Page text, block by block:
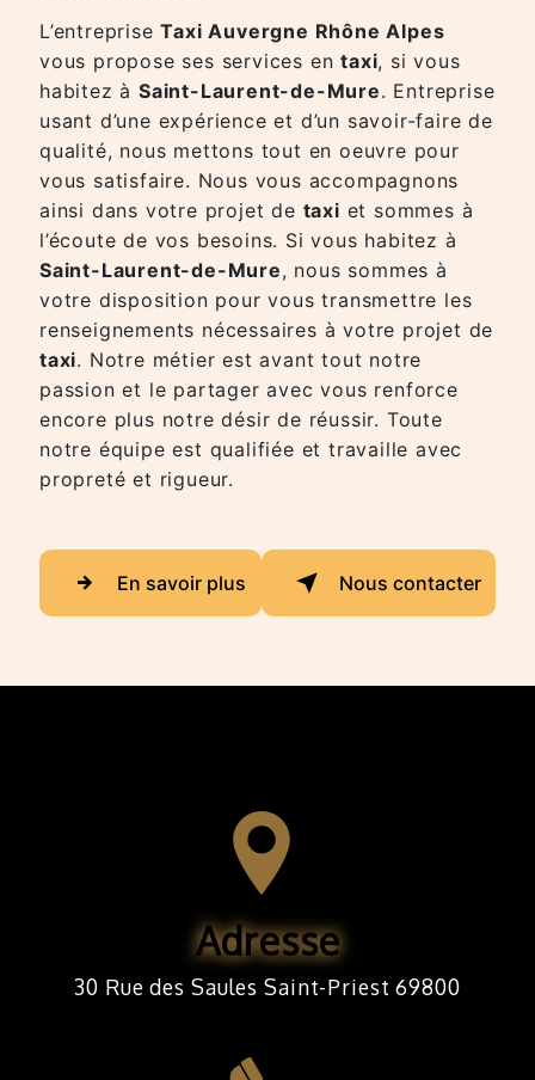
L’entrepriseTaxi Auvergne Rhône Alpes
vous propose ses services entaxi, si vous
habitez àSaint-Laurent-de-Mure. Entreprise
usant d’une expérience et d’un savoir-faire de
qualité, nous mettons tout en oeuvre pour
vous satisfaire. Nous vous accompagnons
ainsi dans votre projet de taxi et sommes à
l’écoute de vos besoins. Si vous habitez à
Saint-Laurent-de-Mure, nous sommes à
votre disposition pour vous transmettre les
renseignements nécessaires à votre projet de
taxi. Notre métier est avant tout notre
passion et le partager avec vous renforce
encore plus notre désir de réussir. Toute
notre équipe est qualifiée et travaille avec
propreté et rigueur.
En savoir plus Nous contacter
Adresse
30 Rue des Saules Saint-Priest 69800